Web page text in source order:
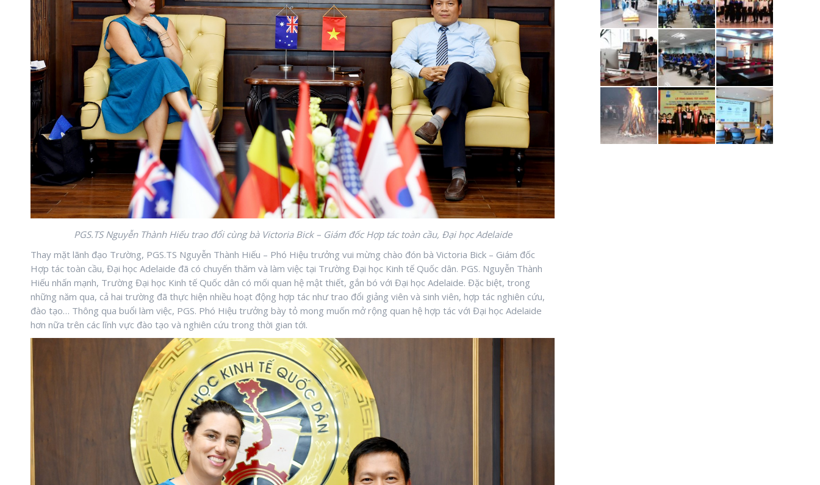
PGS.TS Nguyễn Thành Hiếu trao đổi cùng bà Victoria Bick – Giám đốc Hợp tác toàn cầu, Đại học Adelaide
Thay mặt lãnh đạo Trường, PGS.TS Nguyễn Thành Hiếu – Phó Hiệu trưởng vui mừng chào đón bà Victoria Bick – Giám đốc
Hợp tác toàn cầu, Đại học Adelaide đã có chuyến thăm và làm việc tại Trường Đại học Kinh tế Quốc dân. PGS. Nguyễn Thành
Hiếu nhấn mạnh, Trường Đại học Kinh tế Quốc dân có mối quan hệ mật thiết, gắn bó với Đại học Adelaide. Đặc biệt, trong
những năm qua, cả hai trường đã thực hiện nhiều hoạt động hợp tác như trao đổi giảng viên và sinh viên, hợp tác nghiên cứu,
đào tạo… Thông qua buổi làm việc, PGS. Phó Hiệu trưởng bày tỏ mong muốn mở rộng quan hệ hợp tác với Đại học Adelaide
hơn nữa trên các lĩnh vực đào tạo và nghiên cứu trong thời gian tới.